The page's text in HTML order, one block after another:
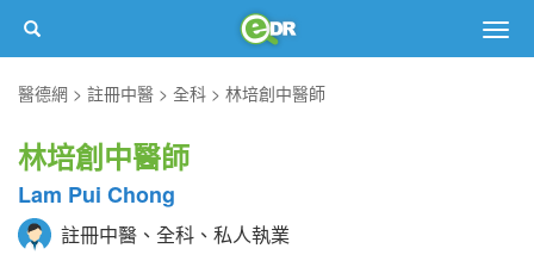
醫德網
註冊中醫 全科 林培創中醫師
林培創中醫師
Lam Pui Chong
註冊中醫、全科、私人執業